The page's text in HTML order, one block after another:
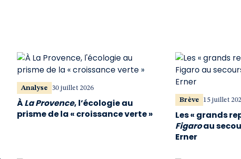
Analyse 30 juillet 2026
ÀLa Provence, l’écologie au
prisme de la « croissance verte »
Brève 15 juillet
Les « grands
Figaroau
Erner